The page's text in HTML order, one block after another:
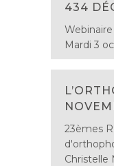
434
Mardi 3
23èmes
Christelle